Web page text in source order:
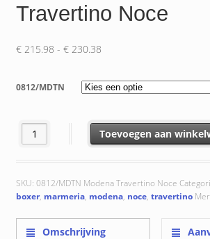
Travertino Noce
€215.98 - €230.38Prijsklasse:
tot
€ 230.38
0812/MDTN
0812/MDTN Modena Travertino Noce aantal
Toevoegen aan
SKU: 0812/MDTN Modena Travertino Noce
boxer, marmeria, modena, noce, travertino
Omschrijving